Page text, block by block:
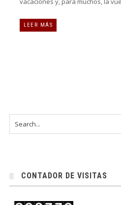
LEER MÁS
CONTADOR DE VISITAS